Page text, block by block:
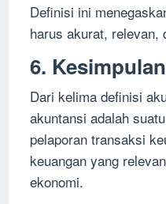
Definisi ini
harus akurat, relevan,
6. Kesimpulan
Dari kelima definisi
akuntansi adalah
pelaporan transaksi
keuangan yang
ekonomi.